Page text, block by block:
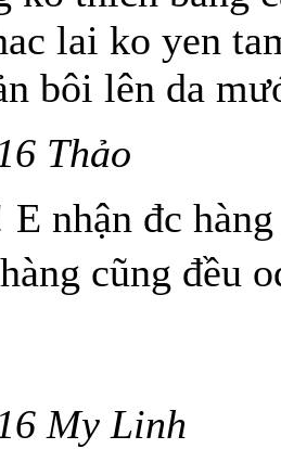
lai ko yen
bôi lên da
Thảo
nhận đc
cũng đều
My Linh